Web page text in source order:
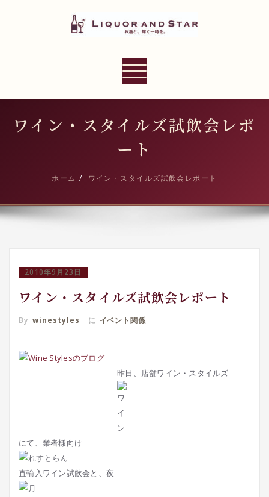
プ
LIQUOR AND STAR
ナ
ー
ョ
切
り
ワイン・スタイルズ試飲会レポ
ート
ホーム ワイン・スタイルズ試飲会レポート
2010年9月23日
ワイン・スタイルズ試飲会レポート
By winestyles に イベント関係
昨日、店舗ワイン・スタイルズ
にて、業者様向け
直輸入ワイン試飲会と、夜